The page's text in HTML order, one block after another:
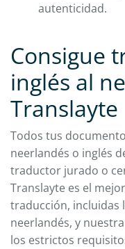
autenticidad.
Consigue
inglés al
Translayte
Todos tus
neerlandés o inglés
traductor jurado o
Translayte es el
traducción, incluidas
neerlandés, y
los estrictos